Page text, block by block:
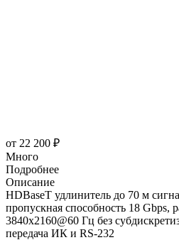
от 22 200 ₽
Много
Подробнее
Описание
HDBaseT удлинитель до 70 м
пропускная способность 18 Gbps,
3840х2160@60 Гц без
передача ИК и RS-232